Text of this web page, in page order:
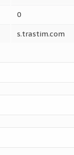
0
s.trastim.com